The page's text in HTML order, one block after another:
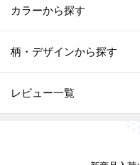
カラーから探す
柄・デザインから探す
レビュー一覧